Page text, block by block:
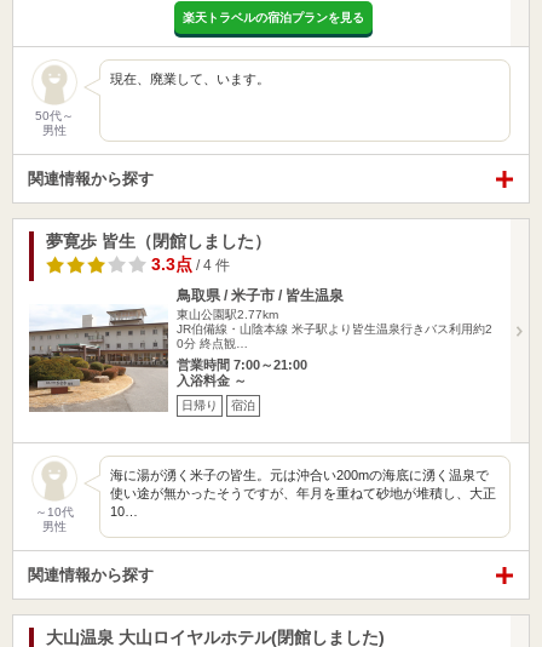
楽天トラベルの宿泊プランを見る
50代～
男性
現在、廃業して、います。
関連情報から探す
夢寛歩 皆生（閉館しました）
3.3点 / 4 件
鳥取県 / 米子市 / 皆生温泉
東山公園駅2.77km
JR伯備線・山陰本線 米子駅より皆生温泉行きバス利用約2
0分 終点観…
営業時間 7:00～21:00
入浴料金 ～
日帰り 宿泊
～10代
男性
海に湯が湧く米子の皆生。元は沖合い200mの海底に湧く温泉で
使い途が無かったそうですが、年月を重ねて砂地が堆積し、大正
10…
関連情報から探す
大山温泉 大山ロイヤルホテル(閉館しました)